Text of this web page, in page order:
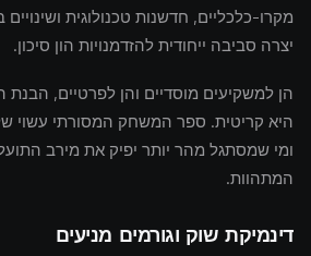
מקרו-כלכליים, חדשנות טכנולוגית ושינויים
יצרה סביבה ייחודית להזדמנויות הון סיכון.
הן למשקיעים מוסדיים והן לפרטיים, הבנת
היא קריטית. ספר המשחק המסורתי עשוי שלא
ומי שמסתגל מהר יותר יפיק את מירב התועלת
המתהוות.
דינמיקת שוק וגורמים מניעים